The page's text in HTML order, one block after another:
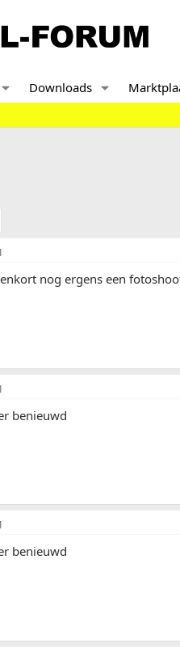
Downloads
nog ergens een
benieuwd
benieuwd